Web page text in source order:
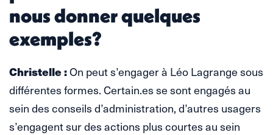
nous donner quelques
exemples?
Christelle :On peut s’engager à Léo Lagrange sous
différentes formes. Certain.es se sont engagés au
sein des conseils d’administration, d’autres usagers
s’engagent sur des actions plus courtes au sein